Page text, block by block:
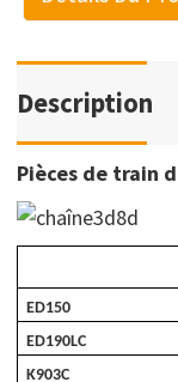
Description
Pièces de train
ED150
ED190LC
K903C